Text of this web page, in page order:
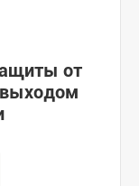
от
выходом